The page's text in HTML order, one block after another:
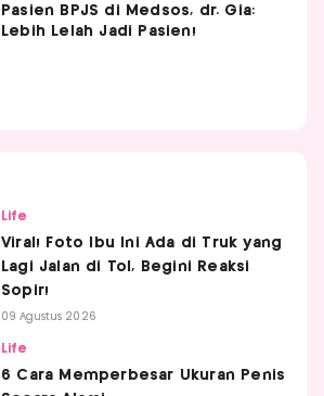
Pasien BPJS di Medsos, dr. Gia:
Lebih Lelah Jadi Pasien!
Life
Viral! Foto Ibu Ini Ada di Truk yang
Lagi Jalan di Tol, Begini Reaksi
Sopir!
09 Agustus 2026
Life
6 Cara Memperbesar Ukuran Penis